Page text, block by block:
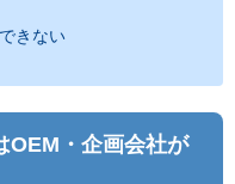
きない
OEM・企画会社が